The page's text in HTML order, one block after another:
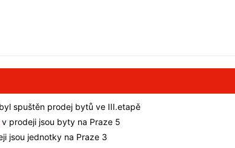
byl spuštěn prodej bytů ve III.etapě
v prodeji jsou byty na Praze 5
jsou jednotky na Praze 3